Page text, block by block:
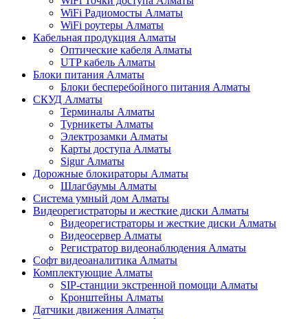
WiFi Радиомосты Алматы
WiFi роутеры Алматы
Кабельная продукция Алматы
Оптические кабеля Алматы
UTP кабель Алматы
Блоки питания Алматы
Блоки бесперебойного питания Алматы
СКУД Алматы
Терминалы Алматы
Турникеты Алматы
Электрозамки Алматы
Карты доступа Алматы
Sigur Алматы
Дорожные блокираторы Алматы
Шлагбаумы Алматы
Система умный дом Алматы
Видеорегистраторы и жесткие диски Алматы
Видеорегистраторы и жесткие диски Алматы
Видеосервер Алматы
Регистратор видеонаблюдения Алматы
Софт видеоаналитика Алматы
Комплектующие Алматы
SIP-станции экстренной помощи Алматы
Кронштейны Алматы
Датчики движения Алматы